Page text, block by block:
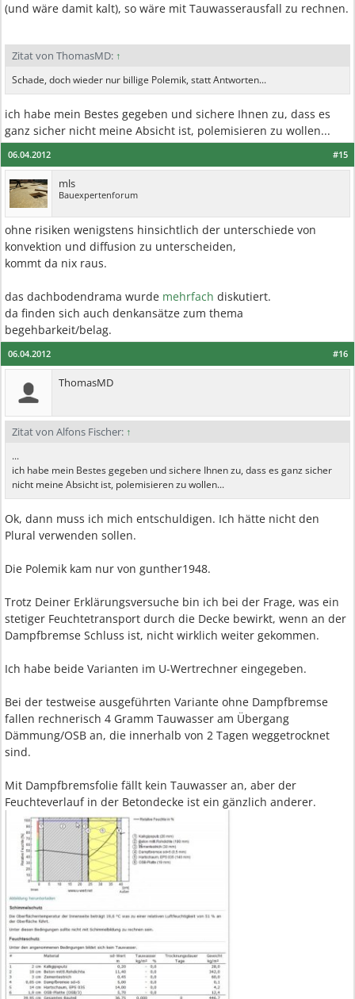
(und wäre damit kalt), so wäre mit Tauwasserausfall zu rechnen.
Zitat von ThomasMD: ↑
Schade, doch wieder nur billige Polemik, statt Antworten...
ich habe mein Bestes gegeben und sichere Ihnen zu, dass es
ganz sicher nicht meine Absicht ist, polemisieren zu wollen...
#15
06.04.2012
mls
Bauexpertenforum
ohne risiken wenigstens hinsichtlich der unterschiede von
konvektion und diffusion zu unterscheiden,
kommt da nix raus.
das dachbodendrama wurde mehrfach diskutiert.
da finden sich auch denkansätze zum thema
begehbarkeit/belag.
#16
06.04.2012
ThomasMD
Zitat von Alfons Fischer: ↑
...
ich habe mein Bestes gegeben und sichere Ihnen zu, dass es ganz sicher
nicht meine Absicht ist, polemisieren zu wollen...
Ok, dann muss ich mich entschuldigen. Ich hätte nicht den
Plural verwenden sollen.
Die Polemik kam nur von gunther1948.
Trotz Deiner Erklärungsversuche bin ich bei der Frage, was ein
stetiger Feuchtetransport durch die Decke bewirkt, wenn an der
Dampfbremse Schluss ist, nicht wirklich weiter gekommen.
Ich habe beide Varianten im U-Wertrechner eingegeben.
Bei der testweise ausgeführten Variante ohne Dampfbremse
fallen rechnerisch 4 Gramm Tauwasser am Übergang
Dämmung/OSB an, die innerhalb von 2 Tagen weggetrocknet
sind.
Mit Dampfbremsfolie fällt kein Tauwasser an, aber der
Feuchteverlauf in der Betondecke ist ein gänzlich anderer.